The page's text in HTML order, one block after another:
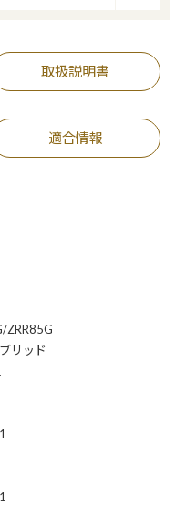
取扱説明書
適合情報
リッド